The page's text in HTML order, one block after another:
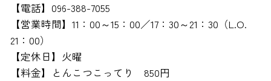
【電話】096-388-7055
【営業時間】11：00～15：00／17：30～21：30（L.O.
21：00）
【定休日】火曜
【料金】とんこつこってり 850円